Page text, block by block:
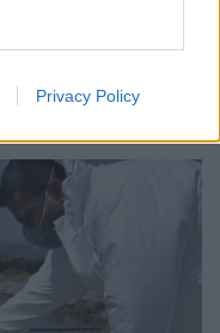
Privacy Policy